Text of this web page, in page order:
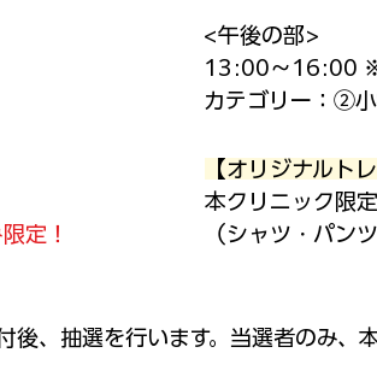
定！
<午後の部>
13:00～16:00
カテゴリー：②
【オリジナルト
本クリニック限
（シャツ・パン
後、抽選を行います。当選者のみ、